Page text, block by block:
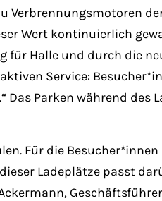
Verbrennungsmotoren
Wert kontinuierlich
für Halle und durch die
Service:
Das Parken während des
Für die
Ladeplätze passt